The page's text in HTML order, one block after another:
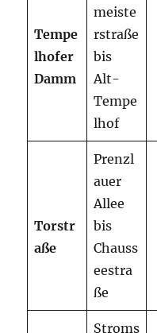
Tempe
lhofer
Damm
meiste
rstraße
bis
Alt-
Tempe
lhof
Torstr
aße
Prenzl
auer
Allee
bis
Chauss
eestra
ße
Stroms